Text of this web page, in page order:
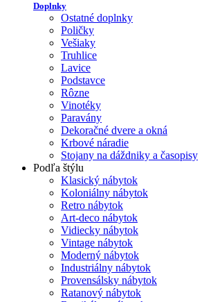
Doplnky
Ostatné doplnky
Poličky
Vešiaky
Truhlice
Lavice
Podstavce
Rôzne
Vinotéky
Paravány
Dekoračné dvere a okná
Krbové náradie
Stojany na dáždniky a časopisy
Podľa štýlu
Klasický nábytok
Koloniálny nábytok
Retro nábytok
Art-deco nábytok
Vidiecky nábytok
Vintage nábytok
Moderný nábytok
Industriálny nábytok
Provensálsky nábytok
Ratanový nábytok